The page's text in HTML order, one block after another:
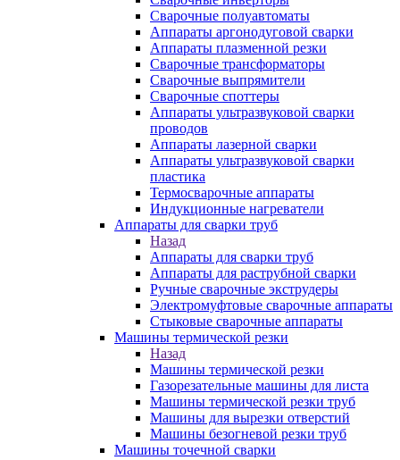
Сварочные полуавтоматы
Аппараты аргонодуговой сварки
Аппараты плазменной резки
Сварочные трансформаторы
Сварочные выпрямители
Сварочные споттеры
Аппараты ультразвуковой сварки
проводов
Аппараты лазерной сварки
Аппараты ультразвуковой сварки
пластика
Термосварочные аппараты
Индукционные нагреватели
Аппараты для сварки труб
Назад
Аппараты для сварки труб
Аппараты для раструбной сварки
Ручные сварочные экструдеры
Электромуфтовые сварочные аппараты
Стыковые сварочные аппараты
Машины термической резки
Назад
Машины термической резки
Газорезательные машины для листа
Машины термической резки труб
Машины для вырезки отверстий
Машины безогневой резки труб
Машины точечной сварки